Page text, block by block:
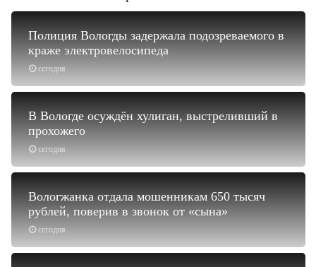
сегодня
Полиция Вологды задержала подозреваемого в
краже электровелосипеда
сегодня
В Вологде осуждён хулиган, выстреливший в
прохожего
сегодня
Вологжанка отдала мошенникам 650 тысяч
рублей, поверив в звонок от «сына»